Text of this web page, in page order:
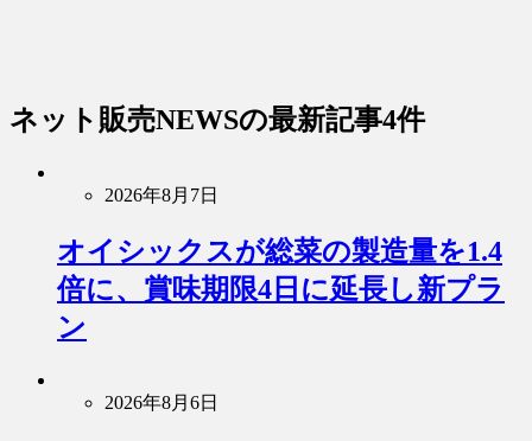
ネット販売NEWSの最新記事4件
2026年8月7日
オイシックスが総菜の製造量を1.4
倍に、賞味期限4日に延長し新プラ
ン
2026年8月6日